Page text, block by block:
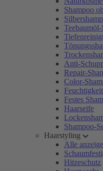
Shampoo
Anti-
Repair-
Color-
Festes
Haarseife
Shampoo-
Haarstyling
Alle
Hitzeschutz